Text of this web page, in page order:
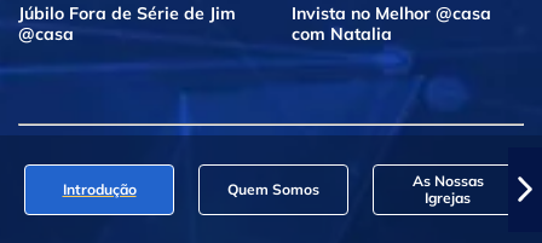
Júbilo Fora de Série de Jim
@casa
Invista no Melhor @casa
com Natalia
Introdução Quem Somos
As Nossas
Igrejas